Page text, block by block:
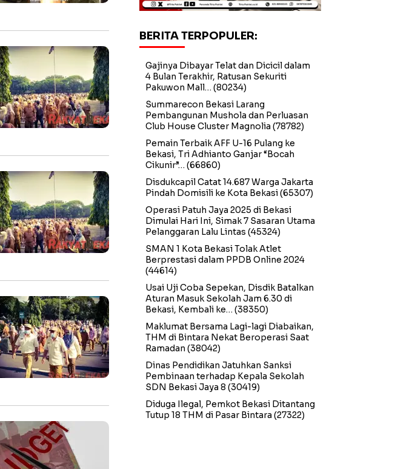
BERITA TERPOPULER:
Gajinya Dibayar Telat dan Dicicil dalam
4 Bulan Terakhir, Ratusan Sekuriti
Pakuwon Mall… (80234)
Summarecon Bekasi Larang
Pembangunan Mushola dan Perluasan
Club House Cluster Magnolia (78782)
Pemain Terbaik AFF U-16 Pulang ke
Bekasi, Tri Adhianto Ganjar “Bocah
Cikunir”… (66860)
Disdukcapil Catat 14.687 Warga Jakarta
Pindah Domisili ke Kota Bekasi(65307)
Operasi Patuh Jaya 2025 di Bekasi
Dimulai Hari Ini, Simak 7 Sasaran Utama
Pelanggaran Lalu Lintas (45324)
SMAN 1 Kota Bekasi Tolak Atlet
Berprestasi dalam PPDB Online 2024
(44614)
Usai Uji Coba Sepekan, Disdik Batalkan
Aturan Masuk Sekolah Jam 6.30 di
Bekasi, Kembali ke… (38350)
Maklumat Bersama Lagi-lagi Diabaikan,
THM di Bintara Nekat Beroperasi Saat
Ramadan (38042)
Dinas Pendidikan Jatuhkan Sanksi
Pembinaan terhadap Kepala Sekolah
SDN Bekasi Jaya 8 (30419)
Diduga Ilegal, Pemkot Bekasi Ditantang
Tutup 18 THM di Pasar Bintara (27322)